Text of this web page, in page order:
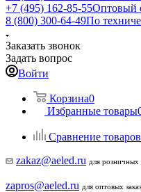
+7 (495) 162-85-55Оптовый
8 (800) 300-64-49По
Заказать звонок
Задать вопрос
Войти
Корзина0
Избранные товары
Сравнение товаров
zakaz@aeled.ru для розничных
zapros@aeled.ru для оптовых